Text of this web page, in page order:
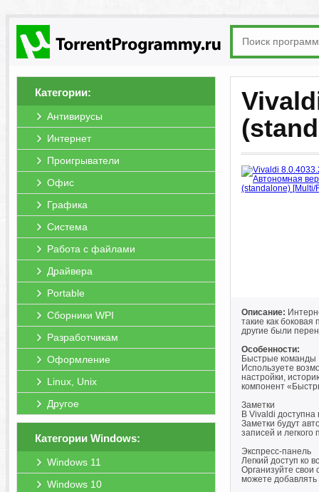
Категории:
Антивирусы
Интернет
Проигрыватели
Офис
Графика
Система
Работа с файлами
Драйвера
Portable
Сборники WPI
Разработчикам
Оформление
Linux, Unix
Другое
Категории Windows:
Windows 11
Windows 10
Описание:
такие как
другие были
Особенности:
Быстрые команды
Используете
настройки,
компонент
Заметки
В Vivaldi доступна
Заметки будут
записей и
Экспресс-панель
Легкий доступ ко
Организуйте свои
можете